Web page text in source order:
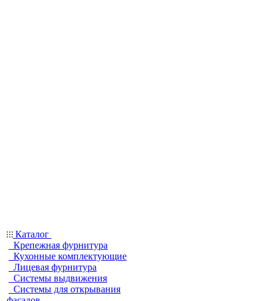
Каталог
Крепежная фурнитура
Кухонные комплектующие
Лицевая фурнитура
Системы выдвижения
Системы для открывания